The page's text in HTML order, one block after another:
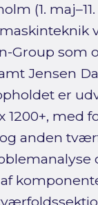
(1.
Group som
Jensen
er
med
anden